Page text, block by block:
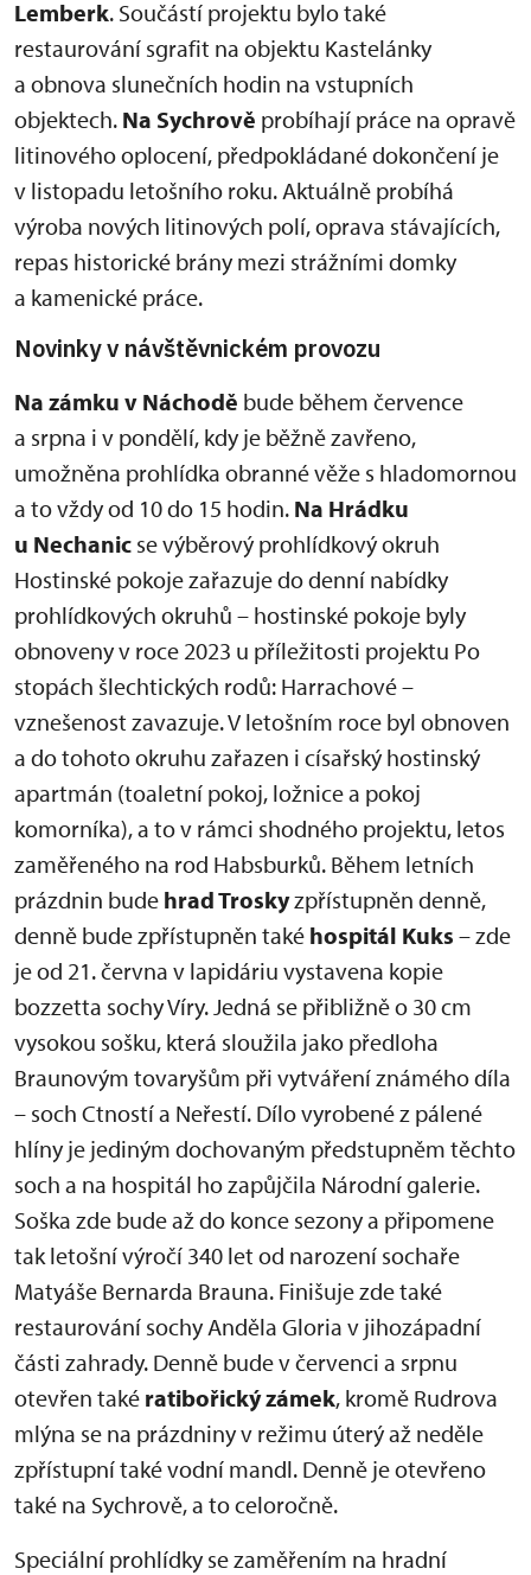
Lemberk. Součástí projektu bylo také
restaurování sgrafit na objektu Kastelánky
a obnova slunečních hodin na vstupních
objektech. Na Sychrově probíhají práce na opravě
litinového oplocení, předpokládané dokončení je
v listopadu letošního roku. Aktuálně probíhá
výroba nových litinových polí, oprava stávajících,
repas historické brány mezi strážními domky
a kamenické práce.
Novinky v návštěvnickém provozu
Na zámku v Náchodě bude během července
a srpna i v pondělí, kdy je běžně zavřeno,
umožněna prohlídka obranné věže s hladomornou
a to vždy od 10 do 15 hodin. Na Hrádku
u Nechanic se výběrový prohlídkový okruh
Hostinské pokoje zařazuje do denní nabídky
prohlídkových okruhů – hostinské pokoje byly
obnoveny v roce 2023 u příležitosti projektu Po
stopách šlechtických rodů: Harrachové –
vznešenost zavazuje. V letošním roce byl obnoven
a do tohoto okruhu zařazen i císařský hostinský
apartmán (toaletní pokoj, ložnice a pokoj
komorníka), a to v rámci shodného projektu, letos
zaměřeného na rod Habsburků. Během letních
prázdnin bude hrad Troskyzpřístupněn denně,
denně bude zpřístupněn také hospitál Kuks – zde
je od 21. června v lapidáriu vystavena kopie
bozzetta sochy Víry. Jedná se přibližně o 30 cm
vysokou sošku, která sloužila jako předloha
Braunovým tovaryšům při vytváření známého díla
– soch Ctností a Neřestí. Dílo vyrobené z pálené
hlíny je jediným dochovaným předstupněm těchto
soch a na hospitál ho zapůjčila Národní galerie.
Soška zde bude až do konce sezony a připomene
tak letošní výročí 340 let od narození sochaře
Matyáše Bernarda Brauna. Finišuje zde také
restaurování sochy Anděla Gloria v jihozápadní
části zahrady. Denně bude v červenci a srpnu
otevřen také ratibořický zámek, kromě Rudrova
mlýna se na prázdniny v režimu úterý až neděle
zpřístupní také vodní mandl. Denně je otevřeno
také na Sychrově, a to celoročně.
Speciální prohlídky se zaměřením na hradní